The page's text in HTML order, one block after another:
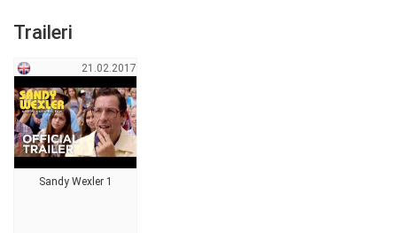
Traileri
21.02.2017
Sandy Wexler 1